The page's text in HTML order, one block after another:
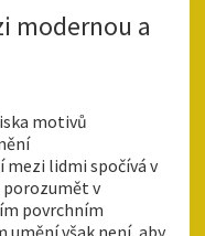
modernou a
motivů
mezi lidmi spočívá v
porozumět v
povrchním